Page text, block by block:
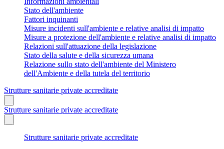
Stato dell'ambiente
Fattori inquinanti
Misure incidenti sull'ambiente e relative analisi di impatto
Misure a protezione dell'ambiente e relative analisi di impatto
Relazioni sull'attuazione della legislazione
Stato della salute e della sicurezza umana
Relazione sullo stato dell'ambiente del Ministero
dell'Ambiente e della tutela del territorio
Strutture sanitarie private accreditate
Strutture sanitarie private accreditate
Strutture sanitarie private accreditate